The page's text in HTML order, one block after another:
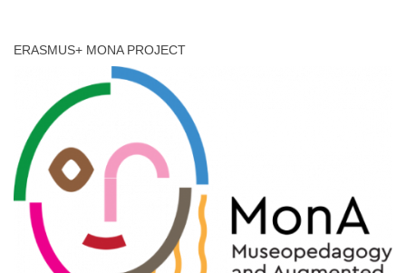
ERASMUS+ MONA PROJECT